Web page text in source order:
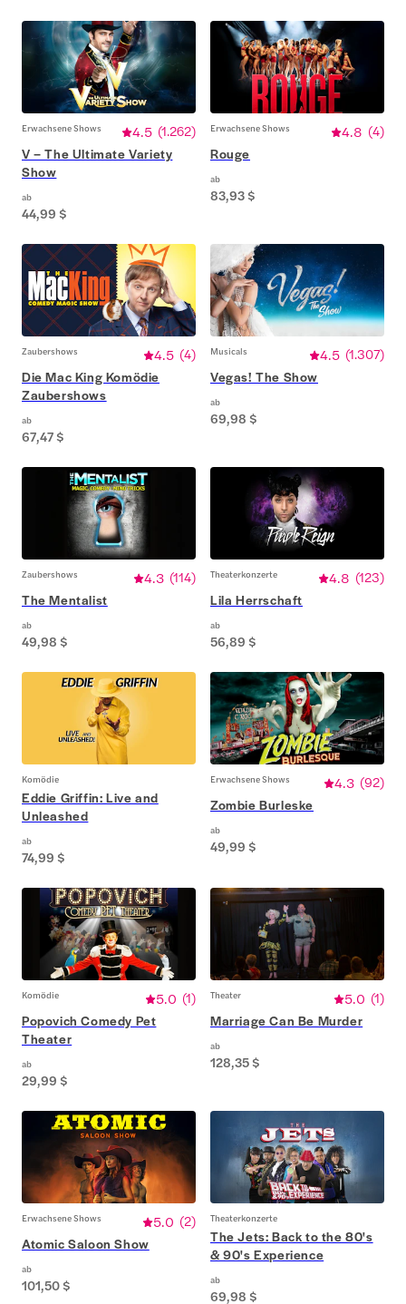
Erwachsene Shows 4.5 (1.262)
V – The Ultimate Variety
Show
ab
44,99 $
Erwachsene Shows 4.8 (4)
Rouge
ab
83,93 $
Zaubershows 4.5 (4)
Die Mac King Komödie
Zaubershows
ab
67,47 $
Musicals 4.5 (1.307)
Vegas! The Show
ab
69,98 $
Zaubershows 4.3 (114)
The Mentalist
ab
49,98 $
Theaterkonzerte 4.8 (123)
Lila Herrschaft
ab
56,89 $
Komödie
Eddie Griffin: Live and
Unleashed
ab
74,99 $
Erwachsene Shows 4.3 (92)
Zombie Burleske
ab
49,99 $
Komödie 5.0 (1)
Popovich Comedy Pet
Theater
ab
29,99 $
Theater 5.0 (1)
Marriage Can Be Murder
ab
128,35 $
Erwachsene Shows 5.0 (2)
Atomic Saloon Show
ab
101,50 $
Theaterkonzerte
The Jets: Back to the 80's
& 90's Experience
ab
69,98 $